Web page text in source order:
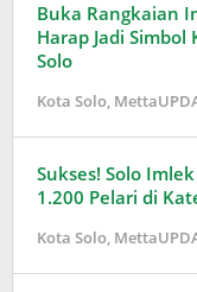
Buka Rangkaian
Harap Jadi Simbol
Solo
Kota Solo,
Sukses! Solo
1.200 Pelari di
Kota Solo,